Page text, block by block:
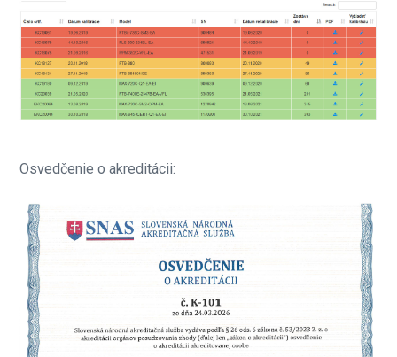
Osvedčenie o akreditácii: